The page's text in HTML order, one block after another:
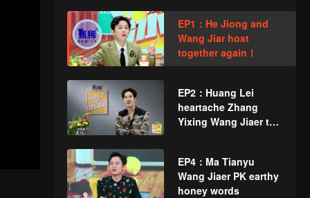
EP1：He Jiong and
Wang Jiar host
together again！
EP2：Huang Lei
heartache Zhang
Yixing Wang Jiaer too
EP4：Ma Tianyu
Wang Jiaer PK earthy
honey words